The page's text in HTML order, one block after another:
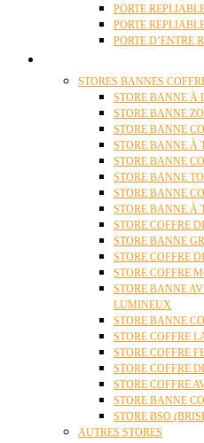
PORTE
PORTE
PORTE D’ENTRE
STORES BANNES
STORE BANNE À
STORE BANNE
STORE BANNE
STORE BANNE À
STORE BANNE
STORE BANNE
STORE BANNE
STORE BANNE À
STORE COFFRE
STORE BANNE
STORE COFFRE
STORE COFFRE
STORE BANNE
LUMINEUX
STORE BANNE
STORE COFFRE
STORE COFFRE
STORE COFFRE
STORE COFFRE
STORE BANNE
STORE BSO
AUTRES STORES